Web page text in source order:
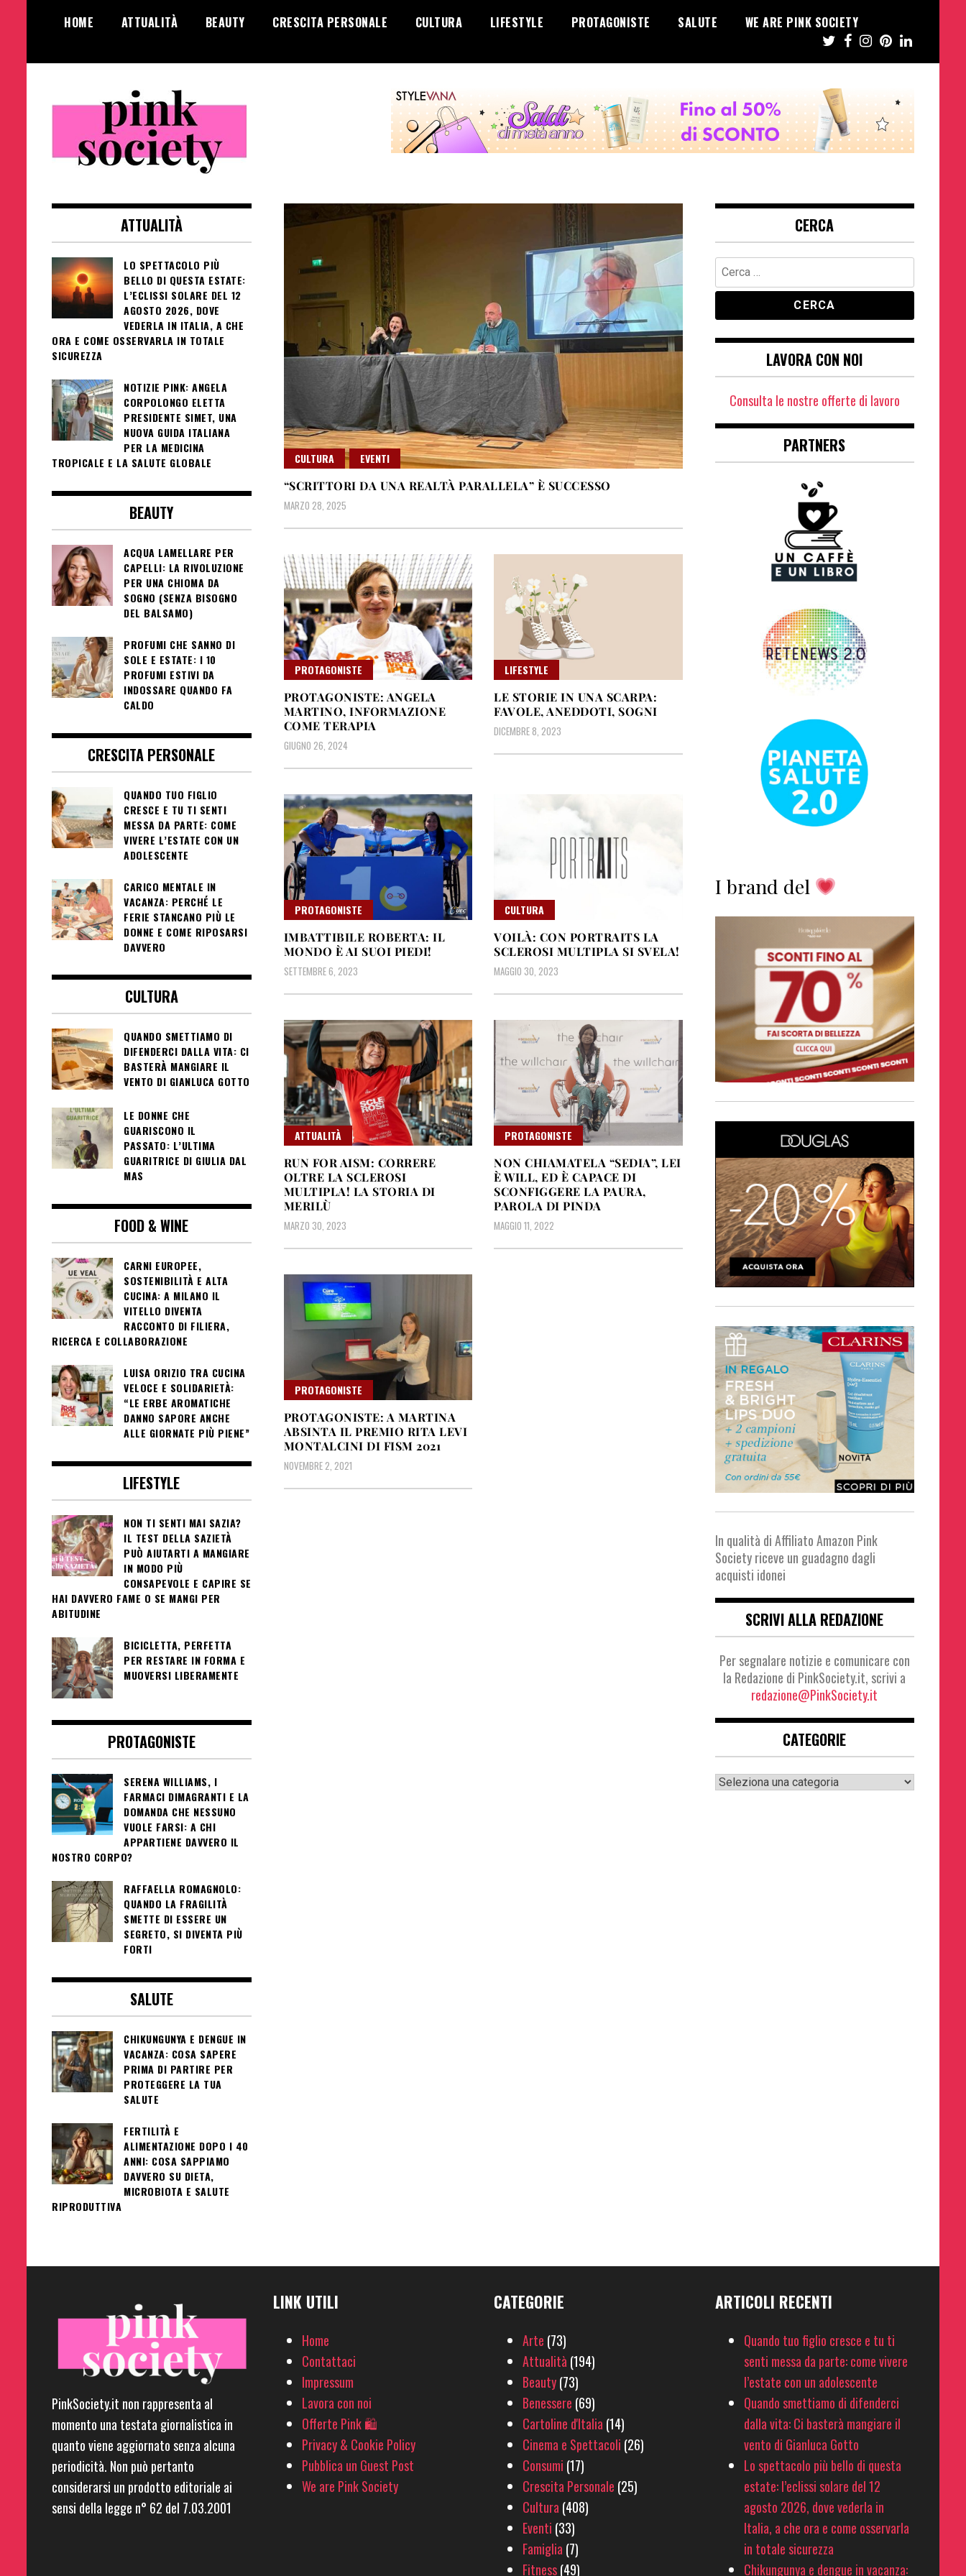
HOME ATTUALITÀ BEAUTY CRESCITA PERSONALE CULTURA LIFESTYLE PROTAGONISTE SALUTE WE ARE PINK SOCIETY
Pink Society
femminile
CULTURA
EVENTI
“SCRITTORI DA UNA REALTÀ PARALLELA” È SUCCESSO
MARZO 28, 2025
PROTAGONISTE
PROTAGONISTE: ANGELA
MARTINO, INFORMAZIONE
COME TERAPIA
GIUGNO 26, 2024
LIFESTYLE
LE STORIE IN UNA SCARPA:
FAVOLE, ANEDDOTI, SOGNI
DICEMBRE 8, 2023
PROTAGONISTE
IMBATTIBILE ROBERTA: IL
MONDO È AI SUOI PIEDI!
SETTEMBRE 6, 2023
CULTURA
VOILÀ: CON PORTRAITS LA
SCLEROSI MULTIPLA SI SVELA!
MAGGIO 30, 2023
ATTUALITÀ
RUN FOR AISM: CORRERE
OLTRE LA SCLEROSI
MULTIPLA! LA STORIA DI
MERILÙ
MARZO 30, 2023
PROTAGONISTE
NON CHIAMATELA “SEDIA”, LEI
È WILL, ED È CAPACE DI
SCONFIGGERE LA PAURA,
PAROLA DI PINDA
MAGGIO 11, 2022
PROTAGONISTE
PROTAGONISTE: A MARTINA
ABSINTA IL PREMIO RITA LEVI
MONTALCINI DI FISM 2021
NOVEMBRE 2, 2021
ATTUALITÀ
LO SPETTACOLO PIÙ
BELLO DI QUESTA ESTATE:
L’ECLISSI SOLARE DEL 12
AGOSTO 2026, DOVE
VEDERLA IN ITALIA, A CHE
ORA E COME OSSERVARLA IN TOTALE
SICUREZZA
NOTIZIE PINK: ANGELA
CORPOLONGO ELETTA
PRESIDENTE SIMET, UNA
NUOVA GUIDA ITALIANA
PER LA MEDICINA
TROPICALE E LA SALUTE GLOBALE
BEAUTY
ACQUA LAMELLARE PER
CAPELLI: LA RIVOLUZIONE
PER UNA CHIOMA DA
SOGNO (SENZA BISOGNO
DEL BALSAMO)
PROFUMI CHE SANNO DI
SOLE E ESTATE: I 10
PROFUMI ESTIVI DA
INDOSSARE QUANDO FA
CALDO
CRESCITA PERSONALE
QUANDO TUO FIGLIO
CRESCE E TU TI SENTI
MESSA DA PARTE: COME
VIVERE L’ESTATE CON UN
ADOLESCENTE
CARICO MENTALE IN
VACANZA: PERCHÉ LE
FERIE STANCANO PIÙ LE
DONNE E COME RIPOSARSI
DAVVERO
CULTURA
QUANDO SMETTIAMO DI
DIFENDERCI DALLA VITA: CI
BASTERÀ MANGIARE IL
VENTO DI GIANLUCA GOTTO
LE DONNE CHE
GUARISCONO IL
PASSATO: L’ULTIMA
GUARITRICE DI GIULIA DAL
MAS
FOOD & WINE
CARNI EUROPEE,
SOSTENIBILITÀ E ALTA
CUCINA: A MILANO IL
VITELLO DIVENTA
RACCONTO DI FILIERA,
RICERCA E COLLABORAZIONE
LUISA ORIZIO TRA CUCINA
VELOCE E SOLIDARIETÀ:
“LE ERBE AROMATICHE
DANNO SAPORE ANCHE
ALLE GIORNATE PIÙ PIENE”
LIFESTYLE
NON TI SENTI MAI SAZIA?
IL TEST DELLA SAZIETÀ
PUÒ AIUTARTI A MANGIARE
IN MODO PIÙ
CONSAPEVOLE E CAPIRE SE
HAI DAVVERO FAME O SE MANGI PER
ABITUDINE
BICICLETTA, PERFETTA
PER RESTARE IN FORMA E
MUOVERSI LIBERAMENTE
PROTAGONISTE
SERENA WILLIAMS, I
FARMACI DIMAGRANTI E LA
DOMANDA CHE NESSUNO
VUOLE FARSI: A CHI
APPARTIENE DAVVERO IL
NOSTRO CORPO?
RAFFAELLA ROMAGNOLO:
QUANDO LA FRAGILITÀ
SMETTE DI ESSERE UN
SEGRETO, SI DIVENTA PIÙ
FORTI
SALUTE
CHIKUNGUNYA E DENGUE IN
VACANZA: COSA SAPERE
PRIMA DI PARTIRE PER
PROTEGGERE LA TUA
SALUTE
FERTILITÀ E
ALIMENTAZIONE DOPO I 40
ANNI: COSA SAPPIAMO
DAVVERO SU DIETA,
MICROBIOTA E SALUTE
RIPRODUTTIVA
CERCA
Ricerca
per:
LAVORA CON NOI
Consulta le nostre offerte di lavoro
PARTNERS
I brand del
In qualità di Affiliato Amazon Pink
Society riceve un guadagno dagli
acquisti idonei
SCRIVI ALLA REDAZIONE
Per segnalare notizie e comunicare con
la Redazione di PinkSociety.it, scrivi a
redazione@PinkSociety.it
CATEGORIE
Categorie
PinkSociety.it non rappresenta al
momento una testata giornalistica in
quanto viene aggiornato senza alcuna
periodicità. Non può pertanto
considerarsi un prodotto editoriale ai
sensi della legge n° 62 del 7.03.2001
LINK UTILI
Home
Contattaci
Impressum
Lavora con noi
Offerte Pink 🛍
Privacy & Cookie Policy
Pubblica un Guest Post
We are Pink Society
CATEGORIE
Arte (73)
Attualità (194)
Beauty(73)
Benessere (69)
Cartoline d'Italia (14)
Cinema e Spettacoli (26)
Consumi (17)
Crescita Personale (25)
Cultura (408)
Eventi (33)
Famiglia (7)
Fitness(49)
ARTICOLI RECENTI
Quando tuo figlio cresce e tu ti
senti messa da parte: come vivere
l’estate con un adolescente
Quando smettiamo di difenderci
dalla vita: Ci basterà mangiare il
vento di Gianluca Gotto
Lo spettacolo più bello di questa
estate: l’eclissi solare del 12
agosto 2026, dove vederla in
Italia, a che ora e come osservarla
in totale sicurezza
Chikungunya e dengue in vacanza: